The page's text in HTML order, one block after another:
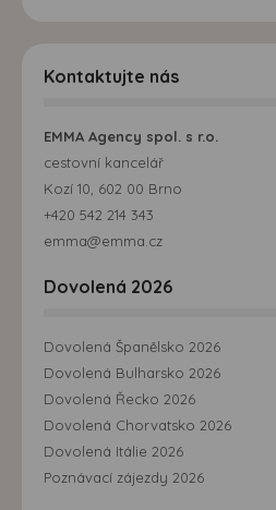
Kontaktujte nás
EMMA Agency spol. s r.o.
cestovní kancelář
Kozí 10, 602 00 Brno
+420 542 214 343
emma@emma.cz
Dovolená 2026
Dovolená Španělsko 2026
Dovolená Bulharsko 2026
Dovolená Řecko 2026
Dovolená Chorvatsko 2026
Dovolená Itálie 2026
Poznávací zájezdy 2026